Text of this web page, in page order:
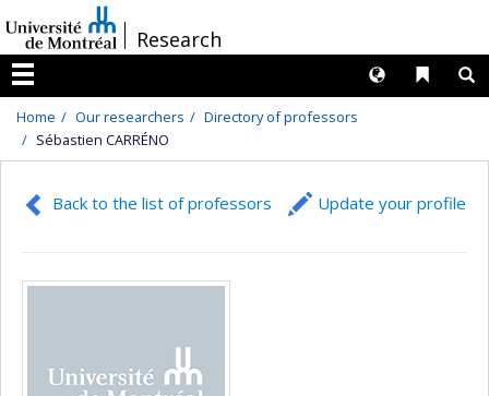
au
contenu
/Research
Menu
Liens
Langues
Home Our researchers
Directory of professors
Sébastien CARRÉNO
Back to the list of professors Update your profile